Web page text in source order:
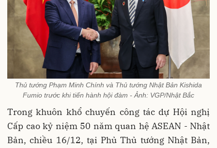
Thủ tướng Phạm Minh Chính và Thủ tướng Nhật Bản Kishida
Fumio trước khi tiến hành hội đàm - Ảnh: VGP/Nhật Bắc
Trong khuôn khổ chuyến công tác dự Hội nghị
Cấp cao kỷ niệm 50 năm quan hệ ASEAN - Nhật
Bản, chiều 16/12, tại Phủ Thủ tướng Nhật Bản,